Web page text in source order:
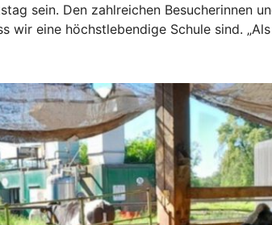
sein. Den zahlreichen Besucherinnen
wir eine höchstlebendige Schule sind.